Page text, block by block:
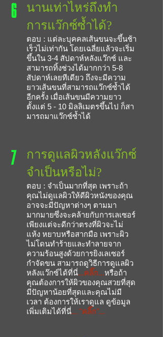
6
นานเท่าไหร่ถึงทำ
การแว๊กซ์ซ้ำได้?
ตอบ : แต่ละบุคคลเส้นขนจะขึ้นช้า
เร็วไม่เท่ากัน โดยเฉลี่ยแล้วจะเริ่ม
ขึ้นใน 3-4 สัปดาห์หลังแว๊กซ์ และ
สามารถทิ้งช่วงได้มากกว่า 5-8
สัปดาห์เลยทีเดียว ถึงจะมีความ
ยาวเส้นขนที่สามารถแว๊กซ์ซ้ำได้
อีกครั้ง เมื่อเส้นขนมีความยาว
ตั้งแต่ 5 - 10 มิลลิเมตรขึ้นไป ก็สา
มารถมาแว๊กซ์ซ้ำได้
7
การดูแลผิวหลังแว๊กซ์
จำเป็นหรือไม่?
ตอบ : จำเป็นมากที่สุด เพราะถ้า
คุณไม่ดูแลผิวให้ดีผิวหนังของคุณ
อาจจะมีปัญหาต่างๆ ตามมา
มากมายซึ่งจะคล้ายกับการเลเซอร์
เพียงแต่จะดีกว่าตรงที่ผิวจะไม่
แห้ง หยาบหรือสากมือ เพราะผิว
ไม่โดนทำร้ายและทำลายจาก
ความร้อนสูงด้วยการยิงเลเซอร์
กำจัดขน สามารถดูวิธีการดูแลผิว
หลังแว๊กซ์ได้ที่นี่...คลิ๊ก...หรือถ้า
คุณต้องการให้ผิวของคุณสวยที่สุด
มีปัญหาน้อยที่สุดและคุณไม่มี
เวลา ต้องการให้เราดูแล ดูข้อมูล
เพิ่มเติมได้ที่นี่... "คลิ๊ก"...